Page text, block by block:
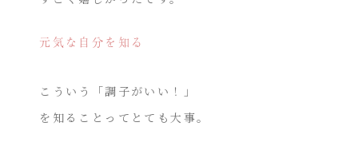
元気な自分を知る
こういう「調子がいい！」
を知ることってとても大事。